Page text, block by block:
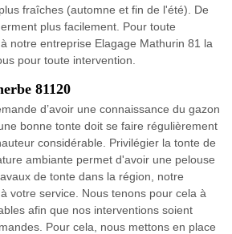
fraîches (automne et fin de l'été). De
plus facilement. Pour toute
notre entreprise Elagage Mathurin 81 la
pour toute intervention.
81120
d’avoir une connaissance du gazon
bonne tonte doit se faire régulièrement
considérable. Privilégier la tonte de
ambiante permet d'avoir une pelouse
de tonte dans la région, notre
votre service. Nous tenons pour cela à
afin que nos interventions soient
Pour cela, nous mettons en place